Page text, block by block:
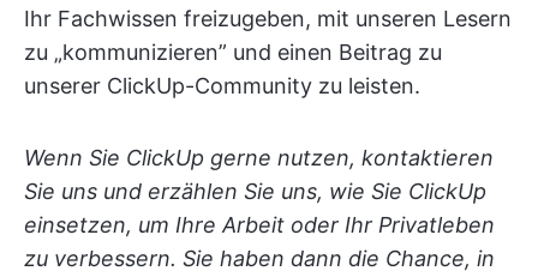
Ihr Fachwissen freizugeben, mit unseren Lesern
zu „kommunizieren” und einen Beitrag zu
unserer ClickUp-Community zu leisten.
Wenn Sie ClickUp gerne nutzen, kontaktieren
Sie uns und erzählen Sie uns, wie Sie ClickUp
einsetzen, um Ihre Arbeit oder Ihr Privatleben
zu verbessern. Sie haben dann die Chance, in